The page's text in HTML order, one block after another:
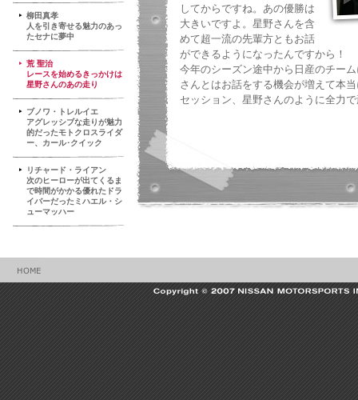
柳田真孝
人を引き寄せる魅力のあっ
たセナに夢中
荒 聖治
レースを始めるきっかけは
星野さんのあの走り
ブノワ・トレルイエ
アグレッシブな走りが魅力
的だったモトクロスライダ
ー、カール･クイック
リチャード・ライアン
次のヒーローが出てくるま
で時間がかかる優れたドラ
イバーだったミハエル・シ
ューマッハー
してからですね。あの優勝は
大きいですよ。星野さんを含
めて超一流の先輩方ともお話
ができるようになったんですから！
今年のシーズン途中から日産のチー
さんとはお話をする機会が増えて本
セッション、星野さんのように全力